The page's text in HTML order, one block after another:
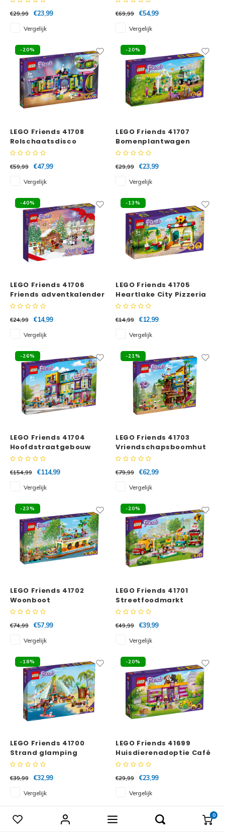
0
€29,99
€23,99
Vergelijk
€69,99
€54,99
Vergelijk
-20%
LEGO Friends 41708
Rolschaatsdisco
speelhal
€59,99
€47,99
Vergelijk
-20%
LEGO Friends 41707
Bomenplantwagen
€29,99
€23,99
Vergelijk
-40%
LEGO Friends 41706
Friends adventkalender
2022
€24,99
€14,99
Vergelijk
-13%
LEGO Friends 41705
Heartlake City Pizzeria
€14,99
€12,99
Vergelijk
-26%
LEGO Friends 41704
Hoofdstraatgebouw
€154,99
€114,99
Vergelijk
-21%
LEGO Friends 41703
Vriendschapsboomhut
€79,99
€62,99
Vergelijk
-23%
LEGO Friends 41702
Woonboot
€74,99
€57,99
Vergelijk
-20%
LEGO Friends 41701
Streetfoodmarkt
€49,99
€39,99
Vergelijk
-18%
LEGO Friends 41700
Strand glamping
€39,99
€32,99
Vergelijk
-20%
LEGO Friends 41699
Huisdierenadoptie Café
€29,99
€23,99
Vergelijk
-15%
Vergelijk producten 0